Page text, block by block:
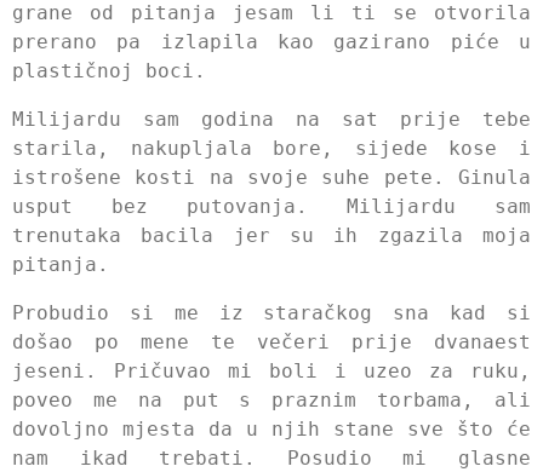
grane od pitanja jesam li ti se otvorila
prerano pa izlapila kao gazirano piće u
plastičnoj boci.
Milijardu sam godina na sat prije tebe
starila, nakupljala bore, sijede kose i
istrošene kosti na svoje suhe pete. Ginula
usput bez putovanja. Milijardu sam
trenutaka bacila jer su ih zgazila moja
pitanja.
Probudio si me iz staračkog sna kad si
došao po mene te večeri prije dvanaest
jeseni. Pričuvao mi boli i uzeo za ruku,
poveo me na put s praznim torbama, ali
dovoljno mjesta da u njih stane sve što će
nam ikad trebati. Posudio mi glasne